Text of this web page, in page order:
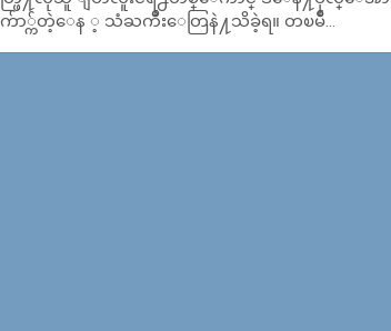
က်ာ္က်တဲ့ေန ့ သံႀကိဳးေတြနဲ႔သိခဲ့ရ။ တၿမိဳ…